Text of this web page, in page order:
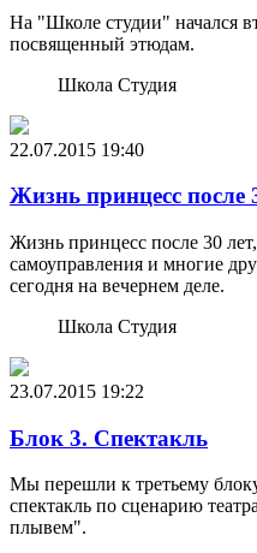
На "Школе студии" начался
посвященный этюдам.
Школа Студия
22.07.2015 19:40
Жизнь принцесс после
Жизнь принцесс после 30
самоуправления и многие
сегодня на вечернем деле.
Школа Студия
23.07.2015 19:22
Блок 3. Спектакль
Мы перешли к третьему
спектакль по сценарию
плывем".